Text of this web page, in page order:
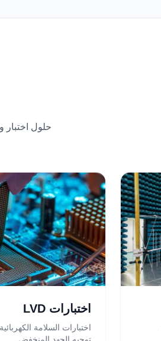
حلول اختبار
اختبارات LVD
اختبارات السلامة